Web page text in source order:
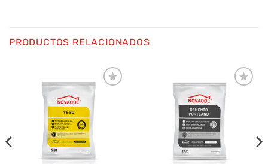
PRODUCTOS RELACIONADOS